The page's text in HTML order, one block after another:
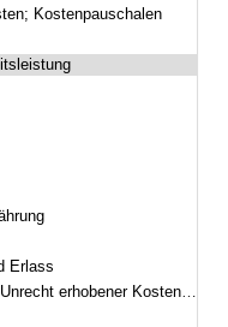
Kostenpauschalen
Erlass
erhobener Kostenerstattungen